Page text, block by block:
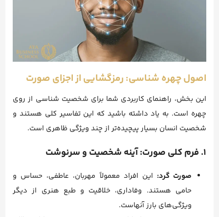
اصول چهره شناسی: رمزگشایی از اجزای صورت
این بخش، راهنمای کاربردی شما برای شخصیت شناسی از روی
چهره است. به یاد داشته باشید که این تفاسیر کلی هستند و
شخصیت انسان بسیار پیچیده‌تر از چند ویژگی ظاهری است.
۱. فرم کلی صورت: آینه شخصیت و سرنوشت
صورت گرد: این افراد معمولاً مهربان، عاطفی، حساس و
حامی هستند. وفاداری، خلاقیت و طبع هنری از دیگر
ویژگی‌های بارز آنهاست.